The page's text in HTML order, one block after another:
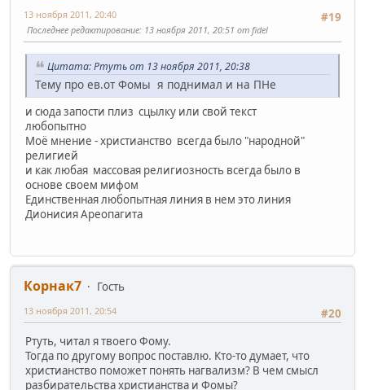
#19
13 ноября 2011, 20:40
Последнее редактирование: 13 ноября 2011, 20:51 от fidel
Цитата: Ртуть от 13 ноября 2011, 20:38
Тему про ев.от Фомы я поднимал и на ПНе
и сюда запости плиз сцылку или свой текст
любопытно
Моё мнение - христианство всегда было "народной"
религией
и как любая массовая религиозность всегда было в
основе своем мифом
Единственная любопытная линия в нем это линия
Дионисия Ареопагита
Корнак7
Гость
#20
13 ноября 2011, 20:54
Ртуть, читал я твоего Фому.
Тогда по другому вопрос поставлю. Кто-то думает, что
христианство поможет понять нагвализм? В чем смысл
разбирательства христианства и Фомы?